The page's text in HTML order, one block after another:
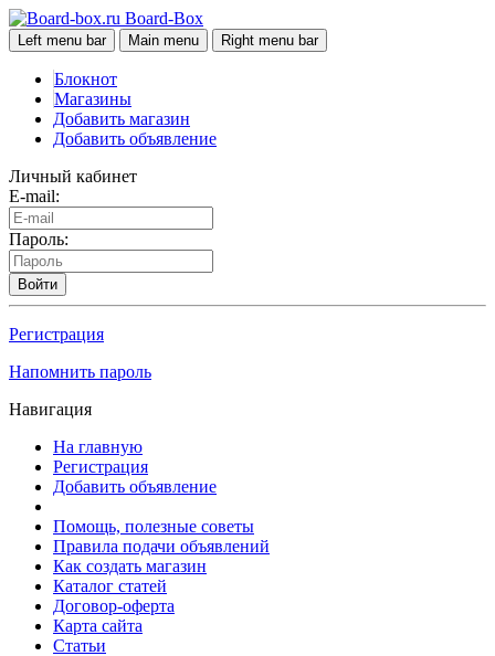
Board-Box
Left menu bar Main menu Right menu bar
Блокнот
Магазины
Добавить магазин
Добавить объявление
Личный кабинет
E-mail:
Пароль:
Войти
Регистрация
Напомнить пароль
Навигация
На главную
Регистрация
Добавить объявление
Помощь, полезные советы
Правила подачи объявлений
Как создать магазин
Каталог статей
Договор-оферта
Карта сайта
Статьи